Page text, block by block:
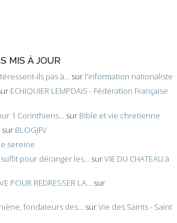
MIS À JOUR
ils pas à... sur l'information nationaliste
ECHIQUIER LEMPDAIS - Fédération Française
1 Corinthiens... sur Bible et vie chretienne
sur BLOGJFV
sereine
pour déranger les... surVIE DU CHATEAU à
POUR REDRESSER LA... sur
fondateurs des... surVie des Saints - Saint